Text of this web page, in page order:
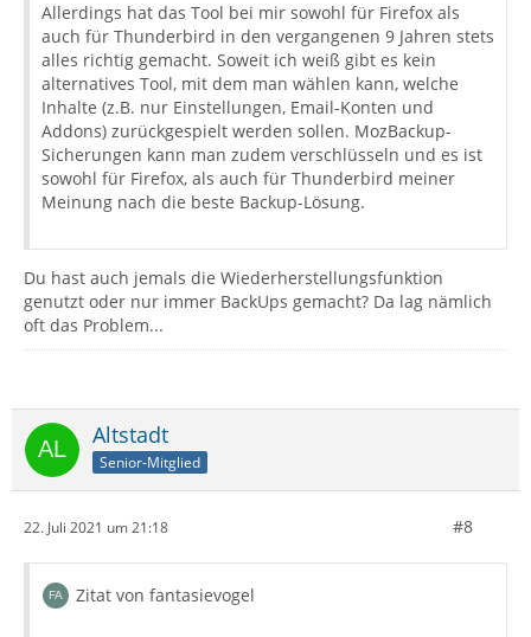
Allerdings hat das Tool bei mir sowohl für Firefox als
auch für Thunderbird in den vergangenen 9 Jahren stets
alles richtig gemacht. Soweit ich weiß gibt es kein
alternatives Tool, mit dem man wählen kann, welche
Inhalte (z.B. nur Einstellungen, Email-Konten und
Addons) zurückgespielt werden sollen. MozBackup-
Sicherungen kann man zudem verschlüsseln und es ist
sowohl für Firefox, als auch für Thunderbird meiner
Meinung nach die beste Backup-Lösung.
Du hast auch jemals die Wiederherstellungsfunktion
genutzt oder nur immer BackUps gemacht? Da lag nämlich
oft das Problem...
Altstadt
Senior-Mitglied
22. Juli 2021 um 21:18 #8
Zitat von fantasievogel